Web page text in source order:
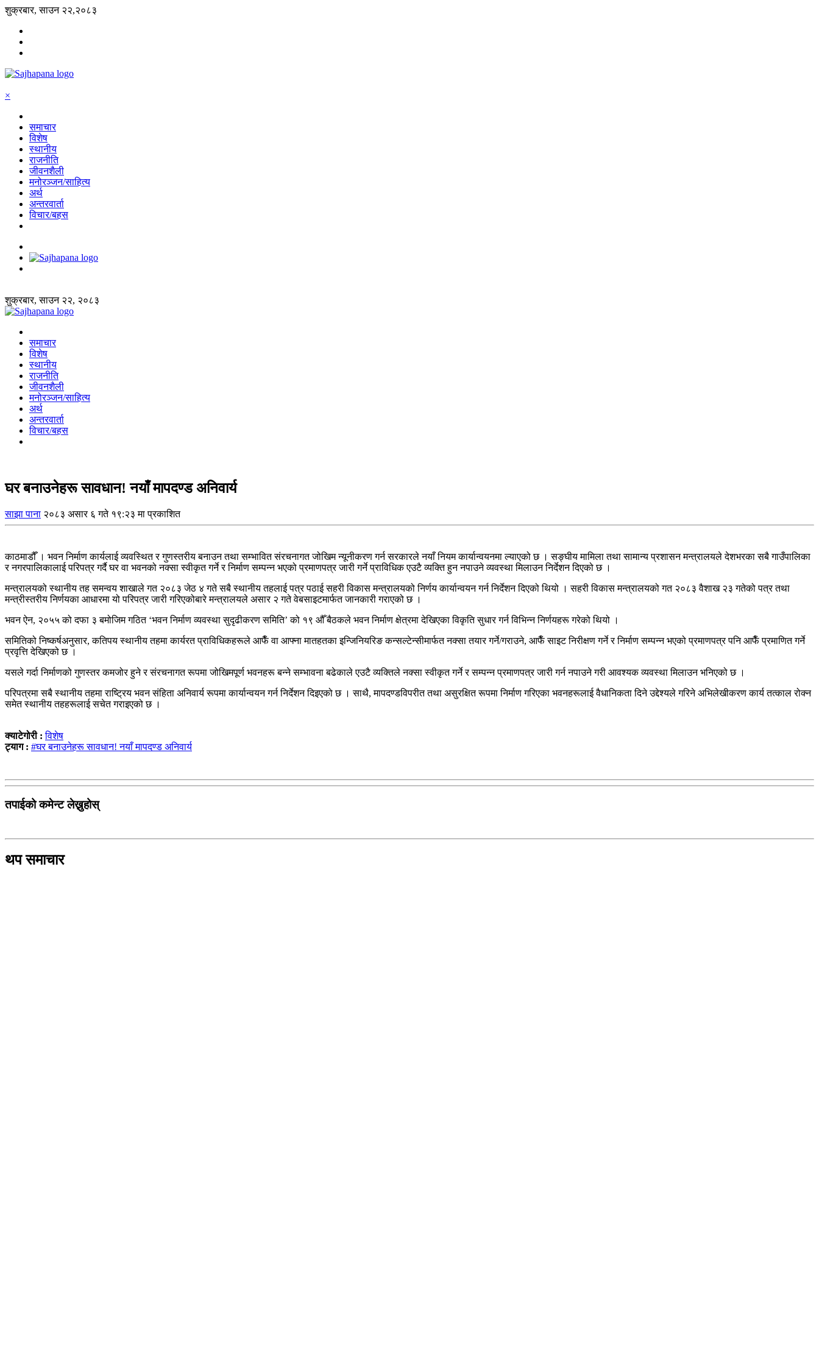
शुक्रबार, साउन २२,२०८३
×
समाचार
विशेष
स्थानीय
राजनीति
जीवनशैली
मनोरञ्जन/साहित्य
अर्थ
अन्तरवार्ता
विचार/बहस
शुक्रबार, साउन २२, २०८३
समाचार
विशेष
स्थानीय
राजनीति
जीवनशैली
मनोरञ्जन/साहित्य
अर्थ
अन्तरवार्ता
विचार/बहस
घर बनाउनेहरू सावधान! नयाँ मापदण्ड अनिवार्य
साझा पाना २०८३ असार ६ गते १९:२३ मा प्रकाशित
काठमाडौँ । भवन निर्माण कार्यलाई व्यवस्थित र गुणस्तरीय बनाउन तथा सम्भावित संरचनागत जोखिम न्यूनीकरण गर्न सरकारले नयाँ नियम कार्यान्वयनमा ल्याएको छ । सङ्घीय मामिला तथा सामान्य प्रशासन मन्त्रालयले देशभरका सबै गाउँपालिका
र नगरपालिकालाई परिपत्र गर्दै घर वा भवनको नक्सा स्वीकृत गर्ने र निर्माण सम्पन्न भएको प्रमाणपत्र जारी गर्ने प्राविधिक एउटै व्यक्ति हुन नपाउने व्यवस्था मिलाउन निर्देशन दिएको छ ।
मन्त्रालयको स्थानीय तह समन्वय शाखाले गत २०८३ जेठ ४ गते सबै स्थानीय तहलाई पत्र पठाई सहरी विकास मन्त्रालयको निर्णय कार्यान्वयन गर्न निर्देशन दिएको थियो । सहरी विकास मन्त्रालयको गत २०८३ वैशाख २३ गतेको पत्र तथा
मन्त्रीस्तरीय निर्णयका आधारमा यो परिपत्र जारी गरिएकोबारे मन्त्रालयले असार २ गते वेबसाइटमार्फत जानकारी गराएको छ ।
भवन ऐन, २०५५ को दफा ३ बमोजिम गठित ‘भवन निर्माण व्यवस्था सुदृढीकरण समिति’ को १९ औँ बैठकले भवन निर्माण क्षेत्रमा देखिएका विकृति सुधार गर्न विभिन्न निर्णयहरू गरेको थियो ।
समितिको निष्कर्षअनुसार, कतिपय स्थानीय तहमा कार्यरत प्राविधिकहरूले आफैँ वा आफ्ना मातहतका इन्जिनियरिङ कन्सल्टेन्सीमार्फत नक्सा तयार गर्ने/गराउने, आफैँ साइट निरीक्षण गर्ने र निर्माण सम्पन्न भएको प्रमाणपत्र पनि आफैँ प्रमाणित गर्ने
प्रवृत्ति देखिएको छ ।
यसले गर्दा निर्माणको गुणस्तर कमजोर हुने र संरचनागत रूपमा जोखिमपूर्ण भवनहरू बन्ने सम्भावना बढेकाले एउटै व्यक्तिले नक्सा स्वीकृत गर्ने र सम्पन्न प्रमाणपत्र जारी गर्न नपाउने गरी आवश्यक व्यवस्था मिलाउन भनिएको छ ।
परिपत्रमा सबै स्थानीय तहमा राष्ट्रिय भवन संहिता अनिवार्य रूपमा कार्यान्वयन गर्न निर्देशन दिइएको छ । साथै, मापदण्डविपरीत तथा असुरक्षित रूपमा निर्माण गरिएका भवनहरूलाई वैधानिकता दिने उद्देश्यले गरिने अभिलेखीकरण कार्य तत्काल रोक्न
समेत स्थानीय तहहरूलाई सचेत गराइएको छ ।
क्याटेगोरी :विशेष
ट्याग : #घर बनाउनेहरू सावधान! नयाँ मापदण्ड अनिवार्य
तपाईको कमेन्ट लेख्नुहोस्
थप समाचार